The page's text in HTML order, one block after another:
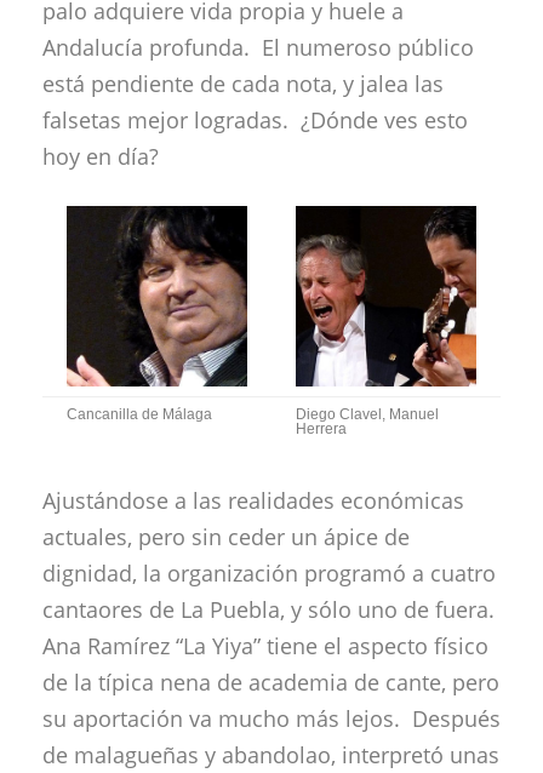
palo adquiere vida propia y huele a
Andalucía profunda. El numeroso público
está pendiente de cada nota, y jalea las
falsetas mejor logradas. ¿Dónde ves esto
hoy en día?
Cancanilla de Málaga
Diego Clavel, Manuel
Herrera
Ajustándose a las realidades económicas
actuales, pero sin ceder un ápice de
dignidad, la organización programó a cuatro
cantaores de La Puebla, y sólo uno de fuera.
Ana Ramírez “La Yiya” tiene el aspecto físico
de la típica nena de academia de cante, pero
su aportación va mucho más lejos. Después
de malagueñas y abandolao, interpretó unas